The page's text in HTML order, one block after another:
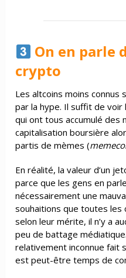
On en parle
crypto
Les altcoins moins
par la hype. Il suffit de voir
qui ont tous accumulé des
capitalisation boursière
partis de mèmes (
En réalité, la valeur d’un
parce que les gens en
nécessairement une
souhaitions que toutes
selon leur mérite, il n’y a
peu de battage
relativement inconnue fait
est peut-être temps de